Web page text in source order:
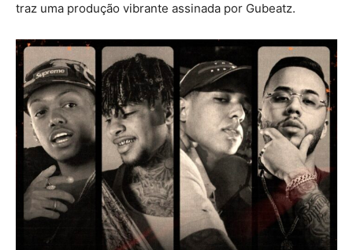
traz uma produção vibrante assinada por Gubeatz.